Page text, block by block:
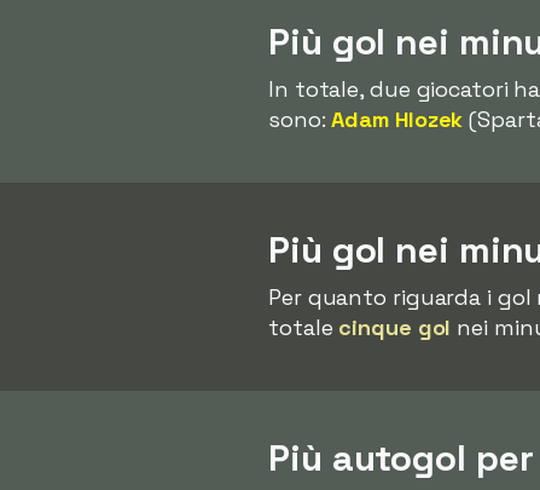
Più gol nei
In totale, due giocatori
sono:Adam Hlozek
Più gol nei
Per quanto riguarda i
totale cinque gol nei
Più autogol